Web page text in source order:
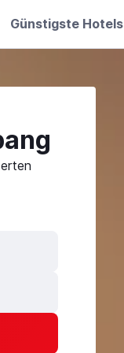
Günstigste Hotels